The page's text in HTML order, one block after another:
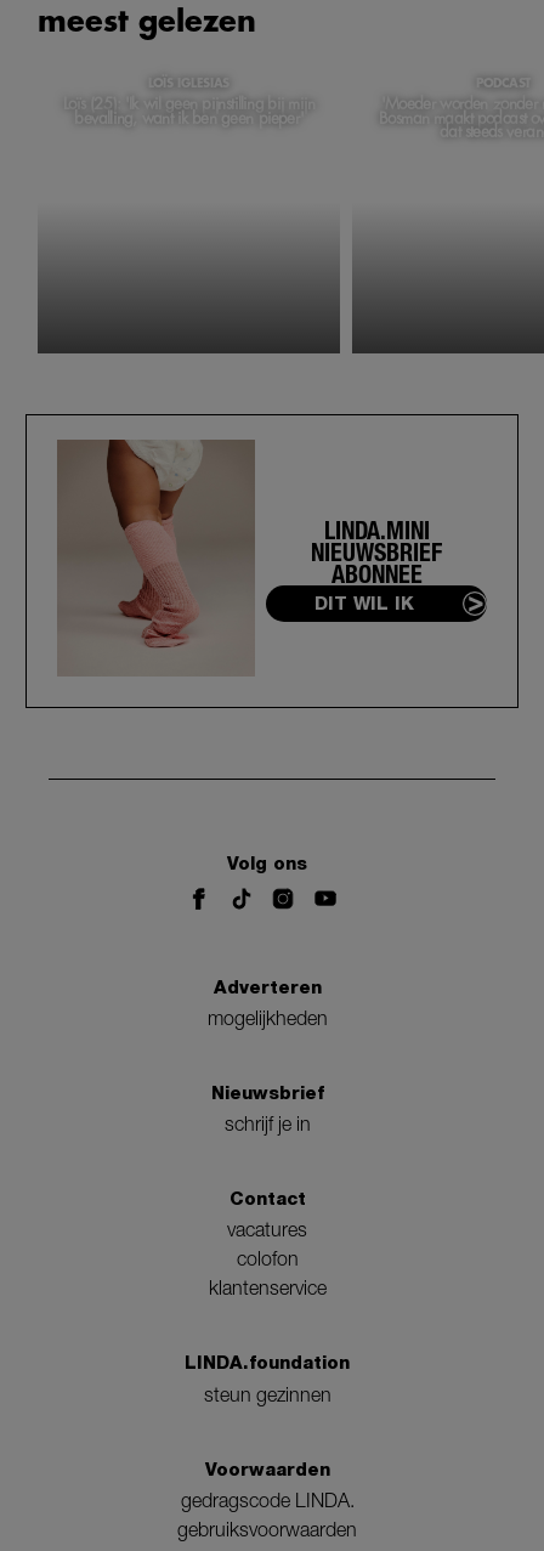
meest gelezen
LOÏS IGLESIAS
Loïs (25): 'Ik wil geen pijnstilling bij mijn
bevalling, want ik ben geen pieper'
PODCAST
'Moeder worden zonder
Bosman maakt podcast
dat steeds
LINDA.MINI
NIEUWSBRIEF
ABONNEE
DIT WIL IK
Volg ons
Adverteren
mogelijkheden
Nieuwsbrief
schrijf je in
Contact
vacatures
colofon
klantenservice
LINDA.foundation
steun gezinnen
Voorwaarden
gedragscode LINDA.
gebruiksvoorwaarden